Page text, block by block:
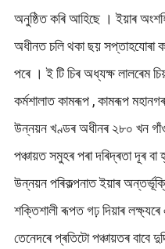
অনুষ্ঠিত কৰি আহিছে । ইয়াৰ
অধীনত চলি থকা ছয় সপ্তাহযোৰা
পৰে । ই টি চিৰ অধ্যক্ষ লালৰেম
কৰ্মশালাত কামৰূপ , কামৰূপ
উন্নয়ন খণ্ডৰ অধীনৰ ২৮০ খন
পঞ্চায়ত সমুহৰ পৰা দৰিদ্ৰতা দূৰ
উন্নয়ন পৰিকল্পনাত ইয়াৰ
শক্তিশালী ৰূপত গঢ় দিয়াৰ
তেনেদৰে প্ৰতিটো পঞ্চায়তৰ বাবে